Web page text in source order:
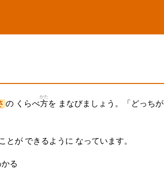
の くらべ方
かた
を まなびましょう。「どっちが
とが できるように なっています。
る